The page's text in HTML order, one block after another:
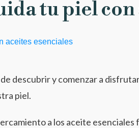
tu piel con
de descubrir y comenzar a
piel.
a los aceite